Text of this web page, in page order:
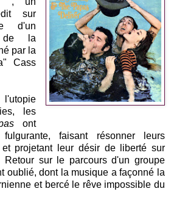
sur
d'un
de la
par la
Cass
les
ont
faisant résonner leurs
et projetant leur désir de liberté sur
Retour sur le parcours d'un groupe
oublié, dont la musique a façonné la
et bercé le rêve impossible du